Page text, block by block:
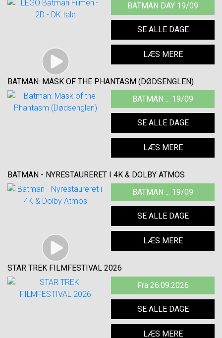
BATMAN DAY 19/09
SE ALLE DAGE
LÆS MERE
BATMAN: MASK OF THE PHANTASM (DØDSENGLEN)
BATMAN ... 19/09
SE ALLE DAGE
LÆS MERE
BATMAN - NYRESTAURERET I 4K & DOLBY ATMOS
BATMAN ... 19/09
SE ALLE DAGE
LÆS MERE
STAR TREK FILMFESTIVAL 2026
Fra 26.09.2026
SE ALLE DAGE
LÆS MERE